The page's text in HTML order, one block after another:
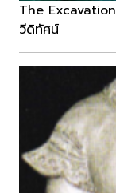
The
วีดิทัศน์